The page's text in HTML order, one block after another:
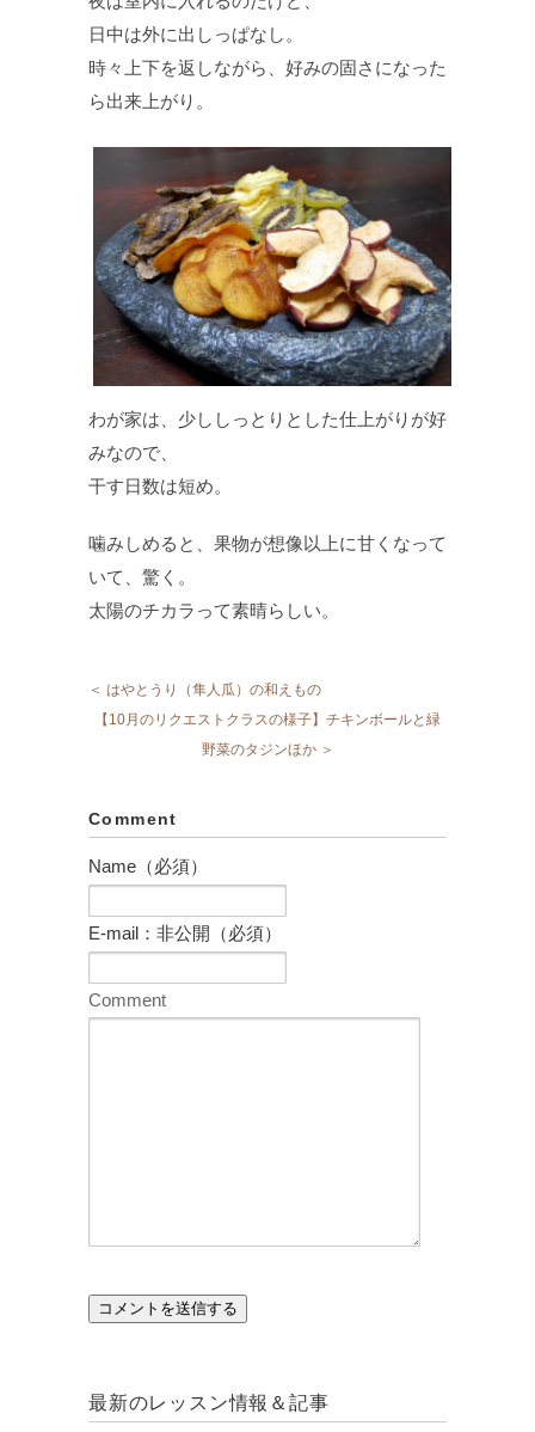
日中は外に出しっぱなし。
時々上下を返しながら、好みの固さになった
ら出来上がり。
わが家は、少ししっとりとした仕上がりが好
みなので、
干す日数は短め。
噛みしめると、果物が想像以上に甘くなって
いて、驚く。
太陽のチカラって素晴らしい。
＜ はやとうり（隼人瓜）の和えもの
【10月のリクエストクラスの様子】チキンボールと緑
野菜のタジンほか ＞
Comment
Name（必須）
E-mail：非公開（必須）
Comment
最新のレッスン情報＆記事